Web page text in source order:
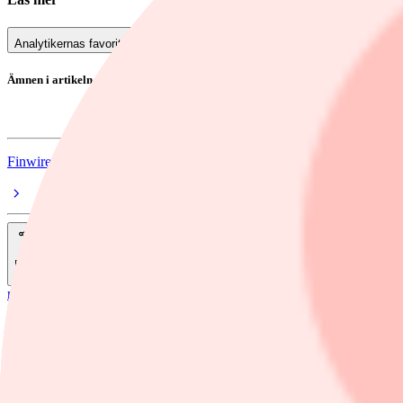
Analytikernas favoriter inför industrirapporterna
Ämnen i artikeln
Finwire
Dela
nyheter